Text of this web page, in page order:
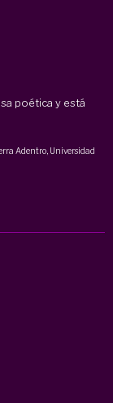
poética y está
Adentro , Universidad